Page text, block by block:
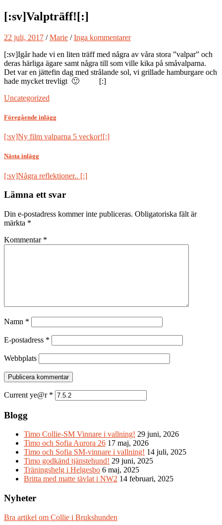
[:sv]Valpträff![:]
22 juli, 2017 /Marie /Inga kommentarer
[:sv]Igår hade vi en liten träff med några av våra stora ”valpar” och
deras härliga ägare samt några till som ville kika på småvalparna.
Det var en jättefin dag med strålande sol, vi grillade hamburgare och
hade mycket trevligt 🙂
[:]
Uncategorized
Föregående inlägg
[:sv]Ny film valparna 5 veckor![:]
Nästa inlägg
[:sv]Några reflektioner.. [:]
Lämna ett svar
Din e-postadress kommer inte publiceras. Obligatoriska fält är
märkta *
Kommentar *
Namn *
E-postadress *
Webbplats
Current ye@r *
Blogg
Timo Collie-SM Vinnare i vallning! 29 juni, 2026
Timo och Sofia Aurora 26 17 maj, 2026
Timo och Sofia SM-vinnare i vallning! 14 juli, 2025
Timo godkänd tjänstehund! 29 juni, 2025
Träningshelg i Helgesbo 6 maj, 2025
Britta med matte tävlat i NW2 14 februari, 2025
Nyheter
Bra artikel om Collie i Brukshunden